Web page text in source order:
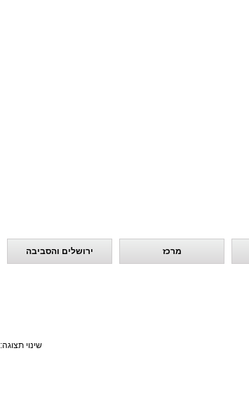
מרכז ירושלים והסביבה
שינוי תצוגה: